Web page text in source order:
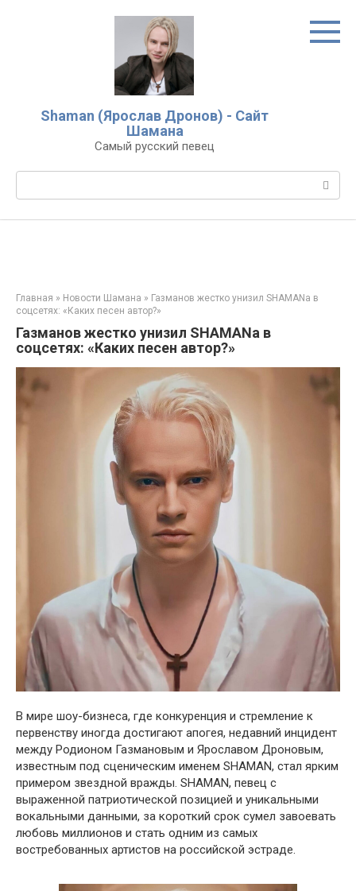
Shaman (Ярослав Дронов) - Сайт
Шамана
Самый русский певец
Главная » Новости Шамана » Газманов жестко унизил SHAMANа в
соцсетях: «Каких песен автор?»
Газманов жестко унизил SHAMANа в
соцсетях: «Каких песен автор?»
В мире шоу-бизнеса, где конкуренция и стремление к
первенству иногда достигают апогея, недавний инцидент
между Родионом Газмановым и Ярославом Дроновым,
известным под сценическим именем SHAMAN, стал ярким
примером звездной вражды. SHAMAN, певец с
выраженной патриотической позицией и уникальными
вокальными данными, за короткий срок сумел завоевать
любовь миллионов и стать одним из самых
востребованных артистов на российской эстраде.